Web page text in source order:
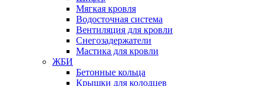
Мягкая кровля
Водосточная система
Вентиляция для кровли
Снегозадержатели
Мастика для кровли
ЖБИ
Бетонные кольца
Крышки для колодцев